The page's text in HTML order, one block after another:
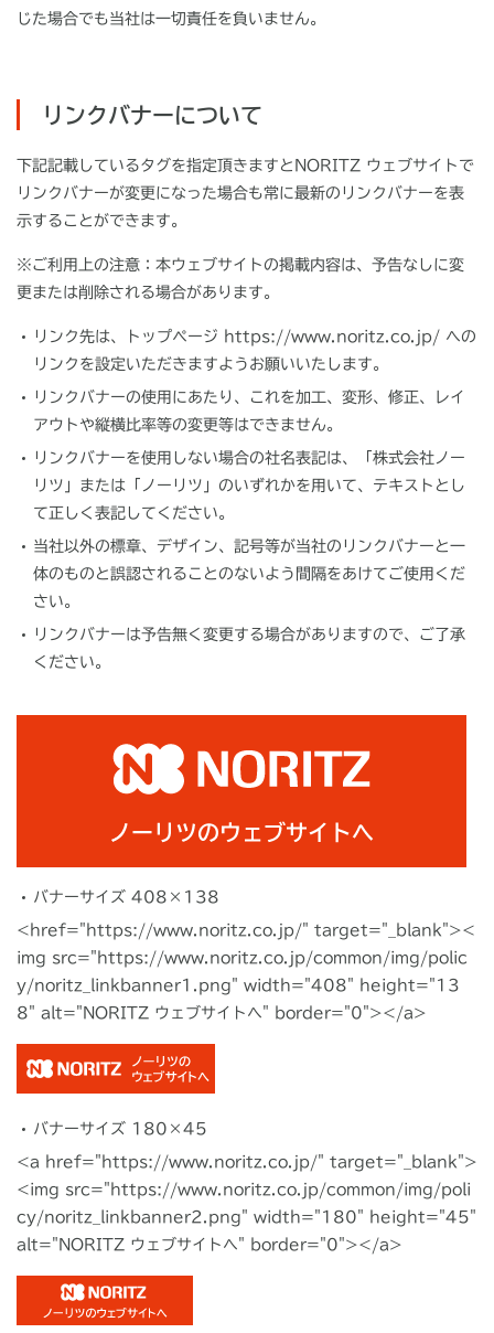
じた場合でも当社は一切責任を負いません。
リンクバナーについて
下記記載しているタグを指定頂きますとNORITZ ウェブサイトで
リンクバナーが変更になった場合も常に最新のリンクバナーを表
示することができます。
※ご利用上の注意：本ウェブサイトの掲載内容は、予告なしに変
更または削除される場合があります。
リンク先は、トップページ https://www.noritz.co.jp/ への
リンクを設定いただきますようお願いいたします。
リンクバナーの使用にあたり、これを加工、変形、修正、レイ
アウトや縦横比率等の変更等はできません。
リンクバナーを使用しない場合の社名表記は、「株式会社ノー
リツ」または「ノーリツ」のいずれかを用いて、テキストとし
て正しく表記してください。
当社以外の標章、デザイン、記号等が当社のリンクバナーと一
体のものと誤認されることのないよう間隔をあけてご使用くだ
さい。
リンクバナーは予告無く変更する場合がありますので、ご了承
ください。
バナーサイズ 408×138
<href="https://www.noritz.co.jp/" target="_blank"><
img src="https://www.noritz.co.jp/common/img/polic
y/noritz_linkbanner1.png" width="408" height="13
8" alt="NORITZ ウェブサイトへ" border="0"></a>
バナーサイズ 180×45
<a href="https://www.noritz.co.jp/" target="_blank">
<img src="https://www.noritz.co.jp/common/img/poli
cy/noritz_linkbanner2.png" width="180" height="45"
alt="NORITZ ウェブサイトへ" border="0"></a>